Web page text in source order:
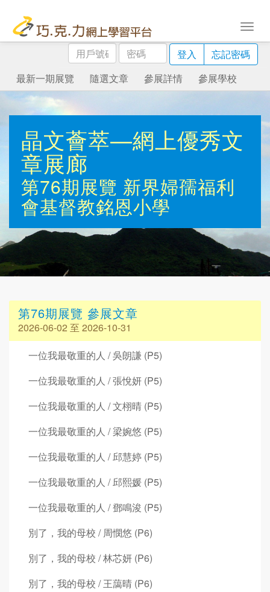
用
戶
號
碼
密
碼
登入
忘記密碼
最新一期展覽
隨選文章 參展詳情 參展學校
晶文薈萃—網上優秀文
章展廊
第76期展覽 新界婦孺福利
會基督教銘恩小學
第76期展覽 參展文章
2026-06-02 至 2026-10-31
一位我最敬重的人 / 吳朗謙 (P5)
一位我最敬重的人 / 張悅妍 (P5)
一位我最敬重的人 / 文栩晴 (P5)
一位我最敬重的人 / 梁婉悠 (P5)
一位我最敬重的人 / 邱慧婷 (P5)
一位我最敬重的人 / 邱熙媛 (P5)
一位我最敬重的人 / 鄧鳴浚 (P5)
別了，我的母校 / 周憫悠 (P6)
別了，我的母校 / 林芯妍 (P6)
別了，我的母校 / 王藹晴 (P6)